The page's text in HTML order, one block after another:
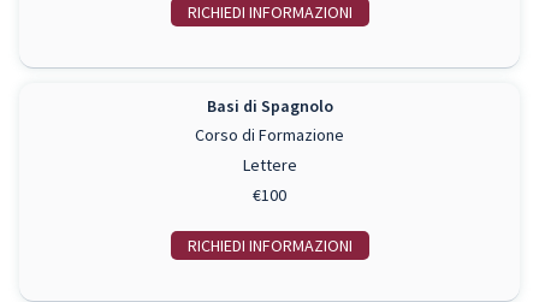
RICHIEDI INFO
Basi di Spagnolo
Corso di Formazione
Lettere
€100
RICHIEDI INFO